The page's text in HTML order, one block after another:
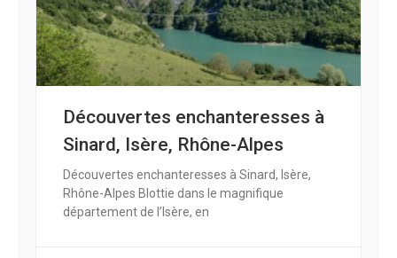
Découvertes enchanteresses à
Sinard, Isère, Rhône-Alpes
Découvertes enchanteresses à Sinard, Isère,
Rhône-Alpes Blottie dans le magnifique
département de l’Isère, en